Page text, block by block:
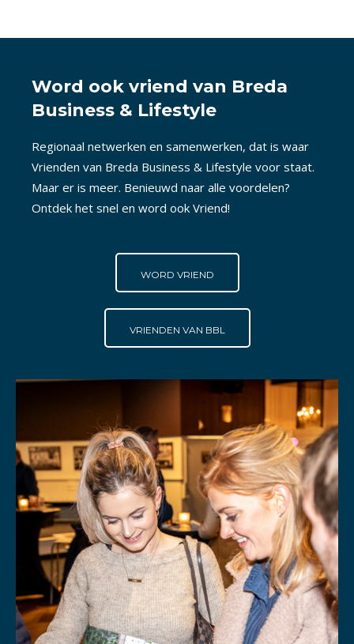
Word ook vriend van Breda
Business & Lifestyle
Regionaal netwerken en samenwerken, dat is waar
Vrienden van Breda Business & Lifestyle voor staat.
Maar er is meer. Benieuwd naar alle voordelen?
Ontdek het snel en word ook Vriend!
WORD VRIEND
VRIENDEN VAN BBL